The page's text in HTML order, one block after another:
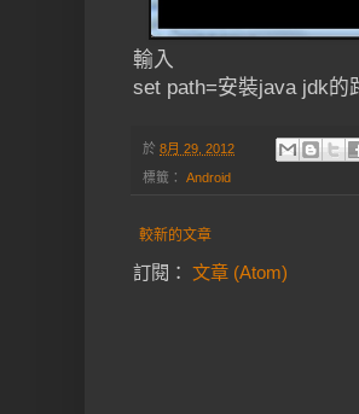
輸入
set path=安裝java jdk的
於 8月 29, 2012
標籤： Android
較新的文章
訂閱： 文章 (Atom)